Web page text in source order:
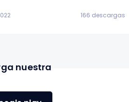
166 descargas
nuestra